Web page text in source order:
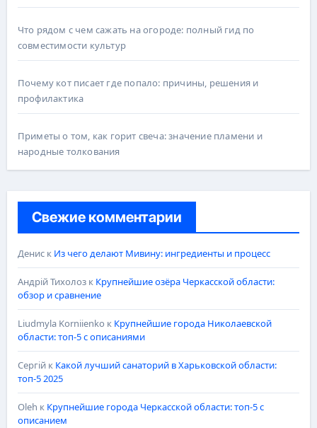
Что рядом с чем сажать на огороде: полный гид по
совместимости культур
Почему кот писает где попало: причины, решения и
профилактика
Приметы о том, как горит свеча: значение пламени и
народные толкования
Свежие комментарии
Дениск Из чего делают Мивину: ингредиенты и процесс
Андрій Тихолозк Крупнейшие озёра Черкасской области:
обзор и сравнение
Liudmyla Korniienko к Крупнейшие города Николаевской
области: топ-5 с описаниями
Сергійк Какой лучший санаторий в Харьковской области:
топ-5 2025
Oleh к Крупнейшие города Черкасской области: топ-5 с
описанием